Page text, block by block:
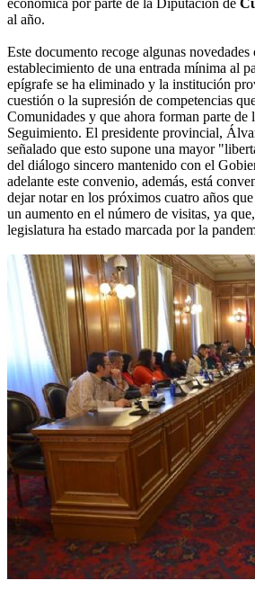
económica por parte de la Diputación de
al año.
Este documento recoge algunas
establecimiento de una entrada mínima al
epígrafe se ha eliminado y la institución
cuestión o la supresión de competencias
Comunidades y que ahora forman parte de
Seguimiento. El presidente provincial,
señalado que esto supone una mayor
del diálogo sincero mantenido con el
adelante este convenio, además, está
dejar notar en los próximos cuatro años
un aumento en el número de visitas, ya
legislatura ha estado marcada por la